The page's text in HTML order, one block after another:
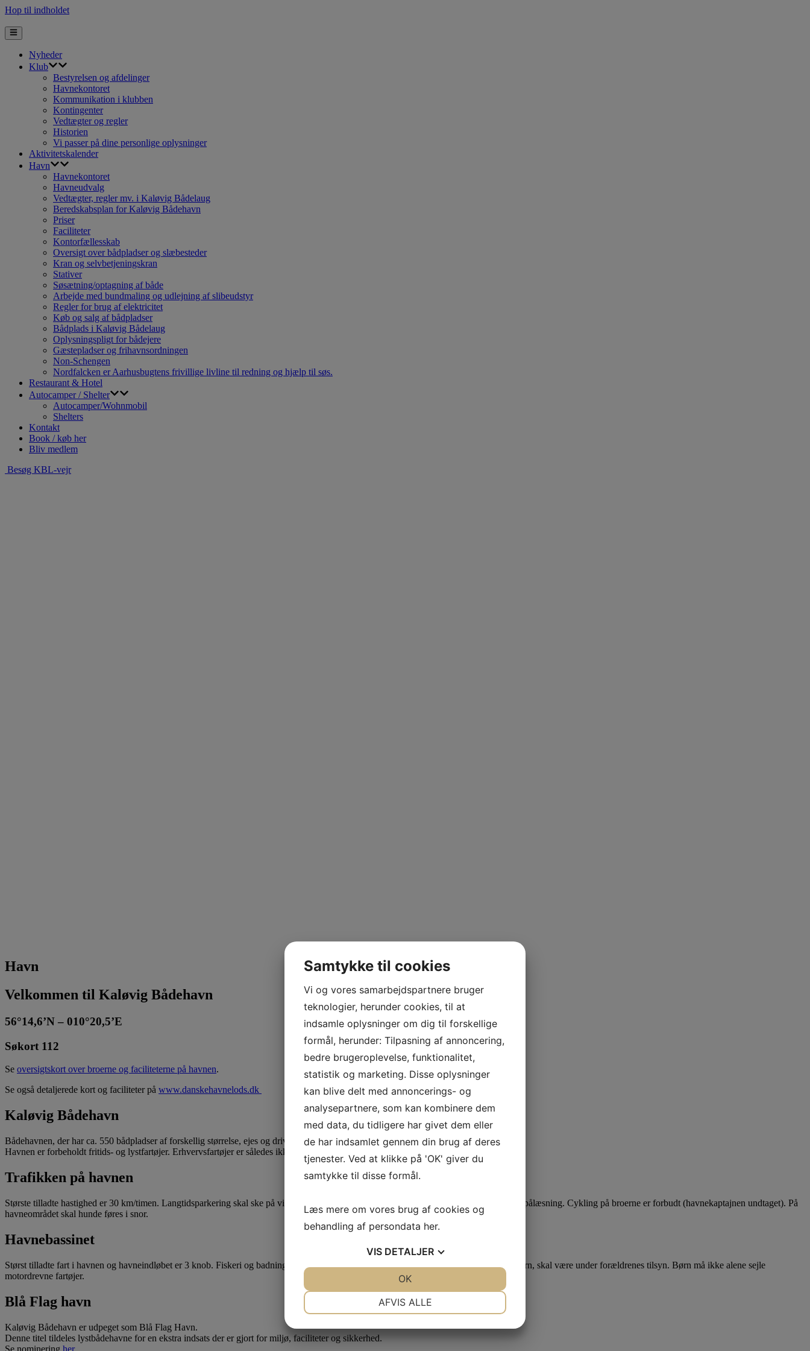
Hop til indholdet
Nyheder
Klub
Bestyrelsen og afdelinger
Havnekontoret
Kommunikation i klubben
Kontingenter
Vedtægter og regler
Historien
Vi passer på dine personlige oplysninger
Aktivitetskalender
Havn
Havnekontoret
Havneudvalg
Vedtægter, regler mv. i Kaløvig Bådelaug
Beredskabsplan for Kaløvig Bådehavn
Priser
Faciliteter
Kontorfællesskab
Oversigt over bådpladser og slæbesteder
Kran og selvbetjeningskran
Stativer
Søsætning/optagning af både
Arbejde med bundmaling og udlejning af slibeudstyr
Regler for brug af elektricitet
Køb og salg af bådpladser
Bådplads i Kaløvig Bådelaug
Oplysningspligt for bådejere
Gæstepladser og frihavnsordningen
Non-Schengen
Nordfalcken er Aarhusbugtens frivillige livline til redning og hjælp til søs.
Restaurant & Hotel
Autocamper / Shelter
Autocamper/Wohnmobil
Shelters
Kontakt
Book / køb her
Bliv medlem
Besøg KBL-vejr
Havn
Velkommen til Kaløvig Bådehavn
56°14,6’N – 010°20,5’E
Søkort 112
Se oversigtskort over broerne og faciliteterne på havnen.
Se også detaljerede kort og faciliteter på www.danskehavnelods.dk
Kaløvig Bådehavn
Bådehavnen, der har ca. 550 bådpladser af forskellig størrelse, ejes og drives af Kaløvig Bådelaug.
Havnen er forbeholdt fritids- og lystfartøjer. Erhvervsfartøjer er således ikke tilladt.
Trafikken på havnen
Største tilladte hastighed er 30 km/timen. Langtidsparkering skal ske på vinterpladsen. Parkering på øen må fortrinsvis kun ske for af- og pålæsning. Cykling på broerne er forbudt (havnekaptajnen undtaget). På
havneområdet skal hunde føres i snor.
Havnebassinet
Størst tilladte fart i havnen og havneindløbet er 3 knob. Fiskeri og badning i havnen er forbudt. Joller, gummibåde o. lign., der føres af børn, skal være under forældrenes tilsyn. Børn må ikke alene sejle
motordrevne fartøjer.
Blå Flag havn
Kaløvig Bådehavn er udpeget som Blå Flag Havn.
Denne titel tildeles lystbådehavne for en ekstra indsats der er gjort for miljø, faciliteter og sikkerhed.
Se nominering her
Samtykke til cookies
Vi og vores samarbejdspartnere bruger
teknologier, herunder cookies, til at
indsamle oplysninger om dig til forskellige
formål, herunder: Tilpasning af annoncering,
bedre brugeroplevelse, funktionalitet,
statistik og marketing. Disse oplysninger
kan blive delt med annoncerings- og
analysepartnere, som kan kombinere dem
med data, du tidligere har givet dem eller
de har indsamlet gennem din brug af deres
tjenester. Ved at klikke på 'OK' giver du
samtykke til disse formål.
Læs mere om vores brug af cookies og
behandling af persondata her.
VIS DETALJER
MARKETING
AFVIS ALLE
OK